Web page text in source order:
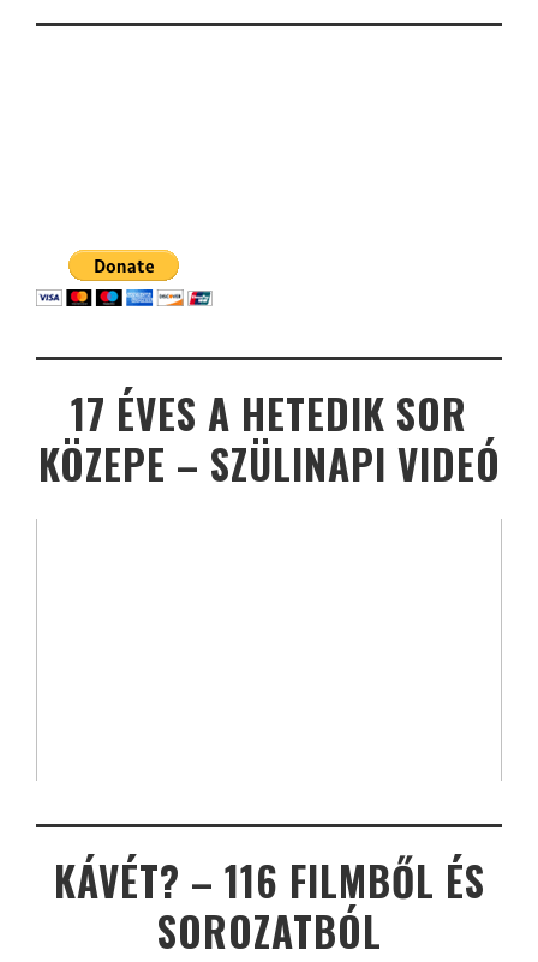
17 ÉVES A HETEDIK SOR
KÖZEPE – SZÜLINAPI VIDEÓ
KÁVÉT? – 116 FILMBŐL ÉS
SOROZATBÓL